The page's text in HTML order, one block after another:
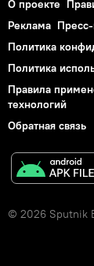
О проекте
Реклама
Политика
Политика
Правила
технологий
Обратная связь
© 2026 Sputnik